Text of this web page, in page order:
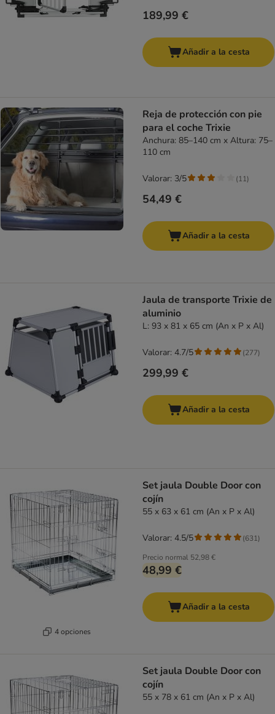
189,99 €
Añadir a la cesta
Reja de protección con pie
para el coche Trixie
Anchura: 85–140 cm x Altura: 75–
110 cm
54,49 €
Valorar: 3/5 (11)
Añadir a la cesta
Jaula de transporte Trixie de
aluminio
L: 93 x 81 x 65 cm (An x P x Al)
299,99 €
Valorar: 4.7/5 (277)
Añadir a la cesta
4 opciones
Set jaula Double Door con
cojín
55 x 63 x 61 cm (An x P x Al)
Precio normal 52,98 €
48,99 €
Valorar: 4.5/5 (631)
Añadir a la cesta
Set jaula Double Door con
cojín
55 x 78 x 61 cm (An x P x Al)